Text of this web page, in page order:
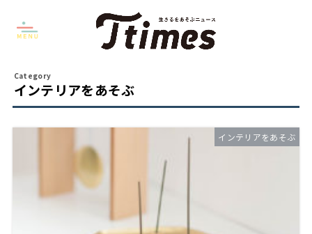
インテリアをあそぶ
インテリアをあそぶ